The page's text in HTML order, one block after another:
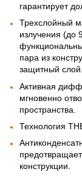
гарантирует
Трехслойный
излучения (до
пара из
защитный слой.
Активная
мгновенно
пространства.
Технология
конструкции.